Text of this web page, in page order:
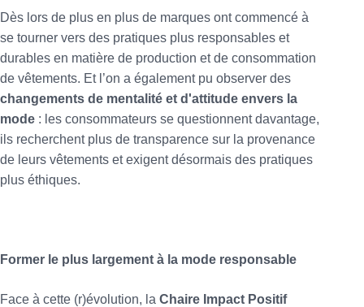
Dès lors de plus en plus de marques ont commencé à
se tourner vers des pratiques plus responsables et
durables en matière de production et de consommation
de vêtements. Et l’on a également pu observer des
changements de mentalité et d'attitude envers la
mode : les consommateurs se questionnent davantage,
ils recherchent plus de transparence sur la provenance
de leurs vêtements et exigent désormais des pratiques
plus éthiques.
Former le plus largement à la mode responsable
Face à cette (r)évolution, la Chaire Impact Positif